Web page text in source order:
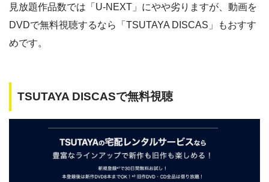
見放題作品数では「U-NEXT」にやや劣りますが、動画を
DVDで無料視聴するなら「TSUTAYA DISCAS」もおすす
めです。
TSUTAYA DISCASで無料視聴